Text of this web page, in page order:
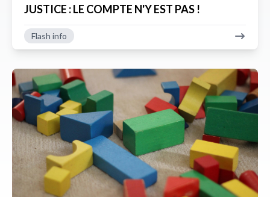
JUSTICE : LE COMPTE N'Y EST PAS !
Flash info